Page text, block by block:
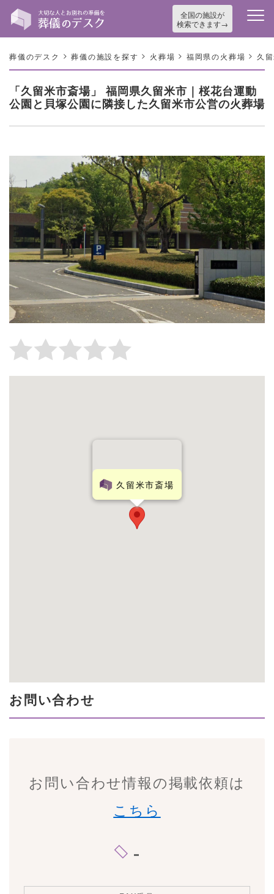
全国の施設が
検索できます
葬儀のデスク >葬儀の施設を探す > 火葬場 > 福岡県の火葬場 > 久
「久留米市斎場」 福岡県久留米市｜桜花台運動
公園と貝塚公園に隣接した久留米市公営の火葬場
久留米市斎場
お問い合わせ
お問い合わせ情報の掲載依頼は
こちら
-